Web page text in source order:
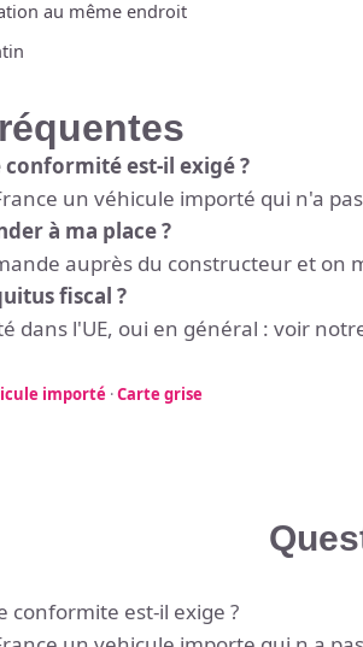
au même endroit
est-il exigé ?
un véhicule importé qui n'a
à ma place ?
auprès du constructeur et on
fiscal ?
dans l'UE, oui en général : voir
importé ·Carte grise
conformite est-il exige ?